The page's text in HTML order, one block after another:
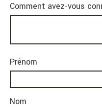
Comment avez-vous
Prénom
Nom